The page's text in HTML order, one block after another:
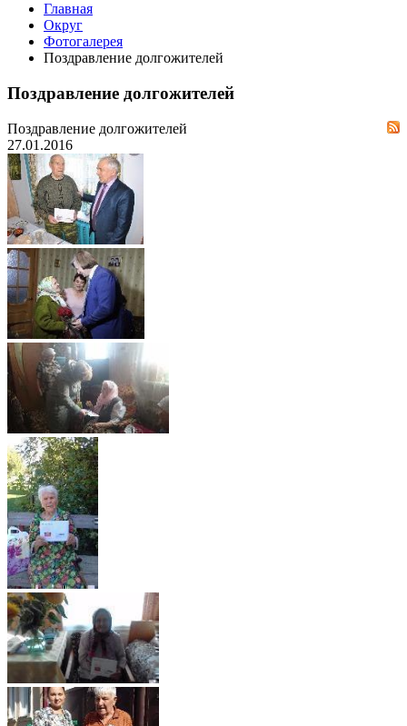
Главная
Округ
Фотогалерея
Поздравление долгожителей
Поздравление долгожителей
Поздравление долгожителей
27.01.2016